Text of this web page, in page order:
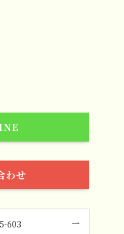
わせ
603